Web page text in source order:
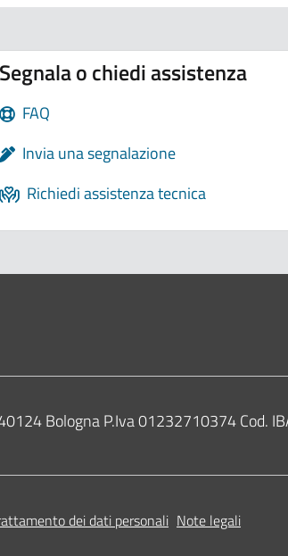
Segnala o chiedi assistenza
FAQ
Invia una segnalazione
Richiedi assistenza tecnica
Bologna P.Iva 01232710374 Cod.
dei dati personali Note legali